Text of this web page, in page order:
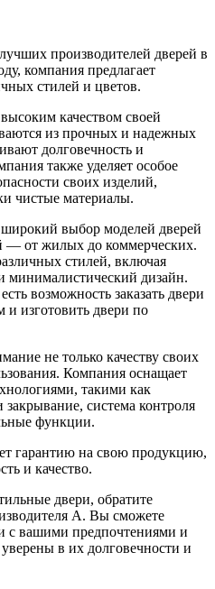
производителей дверей в
компания предлагает
стилей и цветов.
качеством своей
из прочных и надежных
долговечность и
также уделяет особое
своих изделий,
чистые материалы.
выбор моделей дверей
— от жилых до коммерческих.
стилей, включая
минималистический дизайн.
возможность заказать двери
изготовить двери по
не только качеству своих
Компания оснащает
такими как
система контроля
функции.
гарантию на свою продукцию,
и качество.
двери, обратите
A. Вы сможете
с вашими предпочтениями и
в их долговечности и